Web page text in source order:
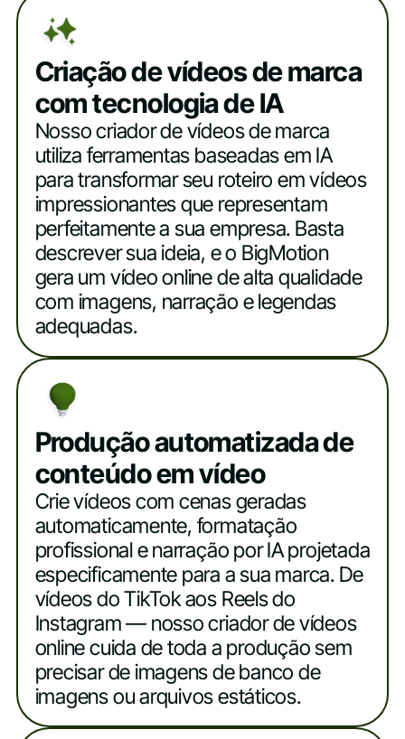
Criação de vídeos de marca
com tecnologia de IA
Nosso criador de vídeos de marca
utiliza ferramentas baseadas em IA
para transformar seu roteiro em vídeos
impressionantes que representam
perfeitamente a sua empresa. Basta
descrever sua ideia, e o BigMotion
gera um vídeo online de alta qualidade
com imagens, narração e legendas
adequadas.
Produção automatizada de
conteúdo em vídeo
Crie vídeos com cenas geradas
automaticamente, formatação
profissional e narração por IA projetada
especificamente para a sua marca. De
vídeos do TikTok aos Reels do
Instagram — nosso criador de vídeos
online cuida de toda a produção sem
precisar de imagens de banco de
imagens ou arquivos estáticos.